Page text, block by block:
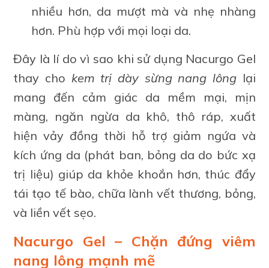
nhiều hơn, da mượt mà và nhẹ nhàng
hơn. Phù hợp với mọi loại da.
Đây là lí do vì sao khi sử dụng Nacurgo Gel
thay cho kem trị dày sừng nang lônglại
mang đến cảm giác da mềm mại, mịn
màng, ngăn ngừa da khô, thô ráp, xuất
hiện vảy đồng thời hỗ trợ giảm ngứa và
kích ứng da (phát ban, bỏng da do bức xạ
trị liệu) giúp da khỏe khoắn hơn, thúc đẩy
tái tạo tế bào, chữa lành vết thương, bỏng,
và liền vết sẹo.
Nacurgo Gel – Chặn đứng viêm
nang lông mạnh mẽ